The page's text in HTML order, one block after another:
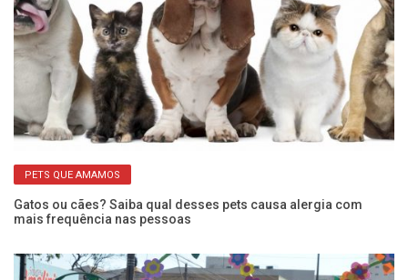
PETS QUE AMAMOS
Gatos ou cães? Saiba qual desses pets causa alergia com
mais frequência nas pessoas